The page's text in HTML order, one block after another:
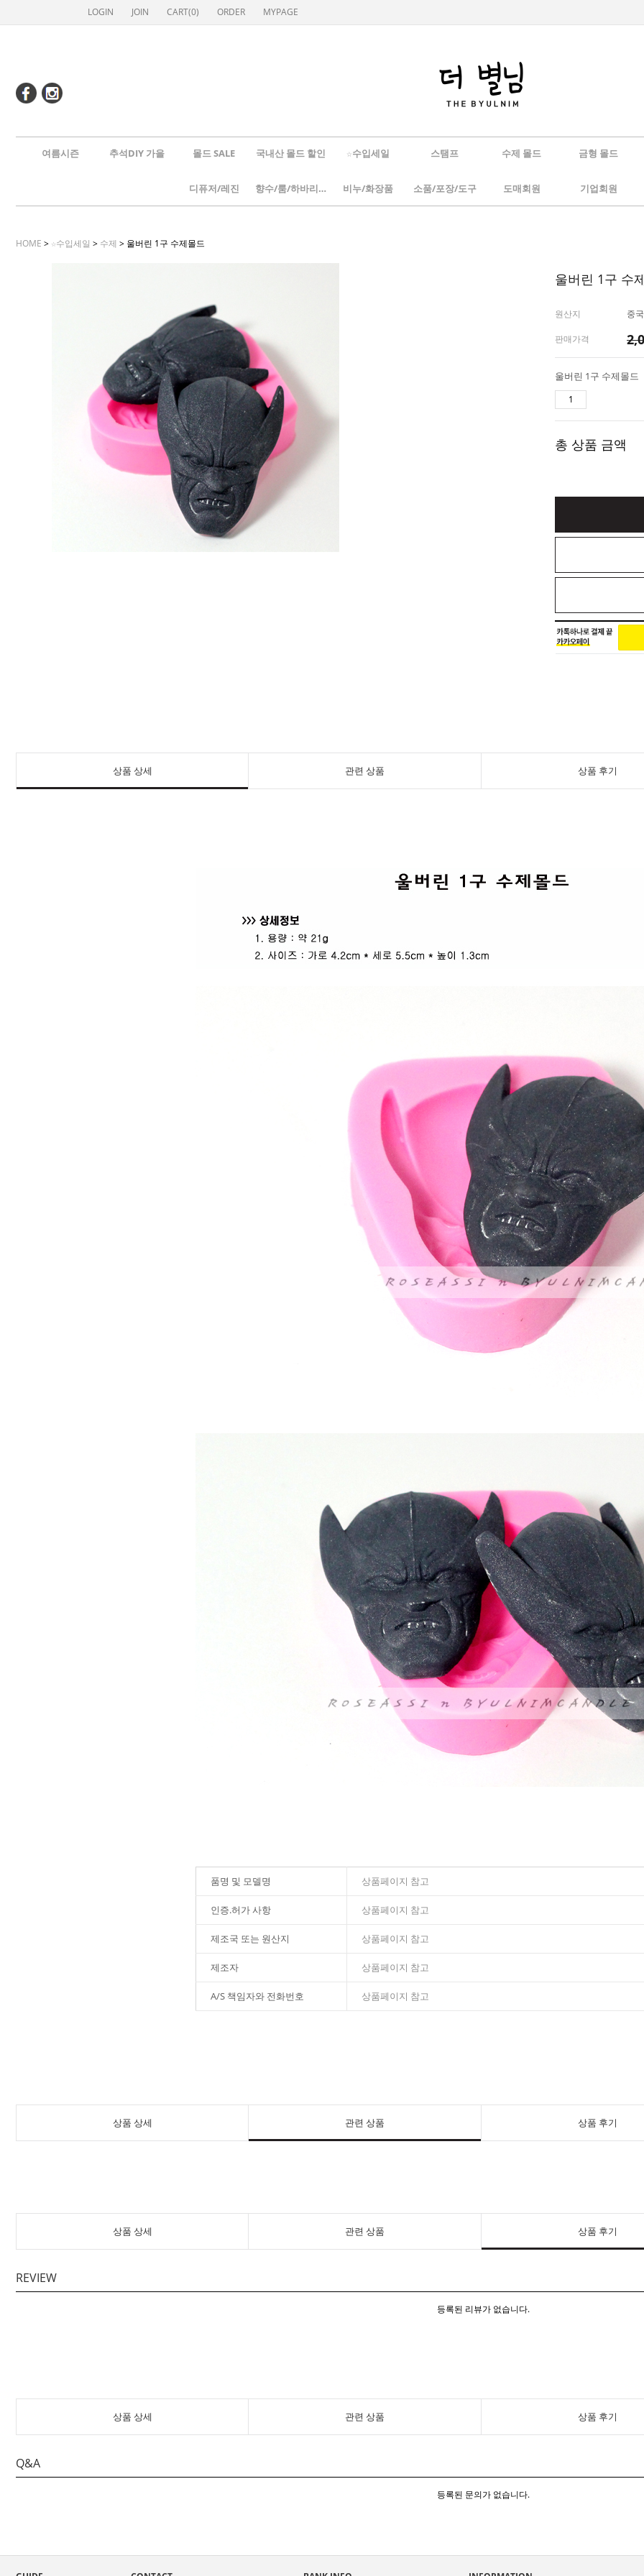
LOGIN JOIN CART(0) ORDER MYPAGE
여름시즌 추석DIY 가을 몰드 SALE 국내산 몰드 할인 ☆수입세일 스탬프 수제 몰드 금형 몰드
디퓨저/레진 향수/룸/하바리움 비누/화장품 소품/포장/도구 도매회원 기업회원
HOME > ☆수입세일 > 수제 > 울버린 1구 수제몰드
울버린 1구 수
원산지 중국
판매가격
울버린 1구 수제몰드
총 상품 금액
상품 상세 관련 상품 상품 후기
품명 및 모델명 상품페이지 참고
인증.허가 사항 상품페이지 참고
제조국 또는 원산지 상품페이지 참고
제조자 상품페이지 참고
A/S 책임자와 전화번호 상품페이지 참고
상품 상세 관련 상품 상품 후기
상품 상세 관련 상품 상품 후기
REVIEW
등록된 리뷰가 없습니다.
상품 상세 관련 상품 상품 후기
Q&A
등록된 문의가 없습니다.